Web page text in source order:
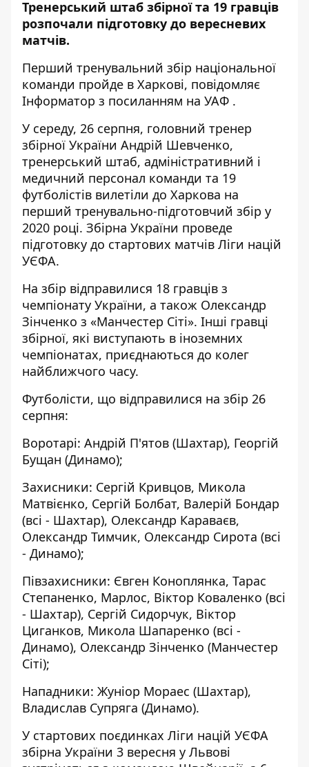
Тренерський штаб збірної та 19 гравців
розпочали підготовку до вересневих
матчів.
Перший тренувальний збір національної
команди пройде в Харкові, повідомляє
Інформатор з посиланням на УАФ .
У середу, 26 серпня, головний тренер
збірної України Андрій Шевченко,
тренерський штаб, адміністративний і
медичний персонал команди та 19
футболістів вилетіли до Харкова на
перший тренувально-підготовчий збір у
2020 році. Збірна України проведе
підготовку до стартових матчів Ліги націй
УЄФА.
На збір відправилися 18 гравців з
чемпіонату України, а також Олександр
Зінченко з «Манчестер Сіті». Інші гравці
збірної, які виступають в іноземних
чемпіонатах, приєднаються до колег
найближчого часу.
Футболісти, що відправилися на збір 26
серпня:
Воротарі: Андрій П'ятов (Шахтар), Георгій
Бущан (Динамо);
Захисники: Сергій Кривцов, Микола
Матвієнко, Сергій Болбат, Валерій Бондар
(всі - Шахтар), Олександр Караваєв,
Олександр Тимчик, Олександр Сирота (всі
- Динамо);
Півзахисники: Євген Коноплянка, Тарас
Степаненко, Марлос, Віктор Коваленко (всі
- Шахтар), Сергій Сидорчук, Віктор
Циганков, Микола Шапаренко (всі -
Динамо), Олександр Зінченко (Манчестер
Сіті);
Нападники: Жуніор Мораес (Шахтар),
Владислав Супряга (Динамо).
У стартових поєдинках Ліги націй УЄФА
збірна України 3 вересня у Львові